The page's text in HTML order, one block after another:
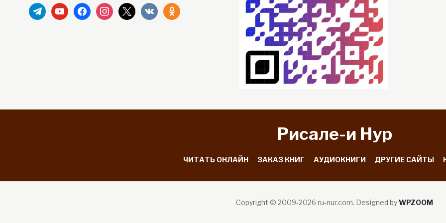
telegramyoutubefacebookinstagram
x vkontakteodnoklassniki
Рисале-и Hyp
ЧИТАТЬ ОНЛАЙН ЗАКАЗ КНИГ АУДИОКНИГИ ДРУГИЕ САЙТЫ
Copyright © 2009-2026 ru-nur.com. Designed byWPZOOM